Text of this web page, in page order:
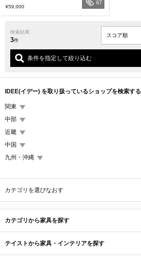
¥59,000
67
検索結果
3件
条件を指定して絞り込む
IDEE(イデー) を取り扱っているショップを検索する
関東
中部
近畿
中国
九州・沖縄
カテゴリを選びなおす
カテゴリから家具を探す
テイストから家具・インテリアを探す